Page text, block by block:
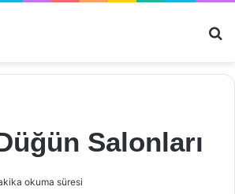
Salonları
okuma süresi